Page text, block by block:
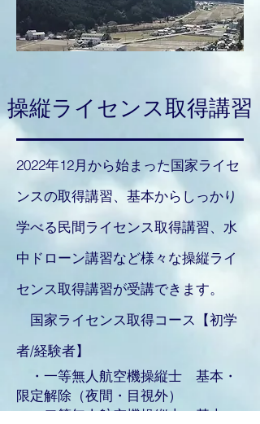
操縦ライセンス取得講習
2022年12月から始まった国家ライセ
ンスの取得講習、基本からしっかり
学べる民間ライセンス取得講習、水
中ドローン講習など様々な操縦ライ
センス取得講習が受講できます。
国家ライセンス取得コース【初学
者/経験者】
・一等無人航空機操縦士 基本・
限定解除（夜間・目視外）
・二等無人航空機操縦士 基本・